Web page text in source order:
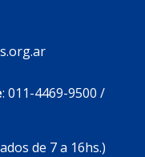
: 011-4469-9500 /
de 7 a 16hs.)